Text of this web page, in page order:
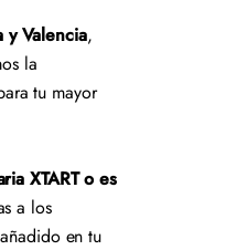
y Valencia,
la
tu mayor
XTART o es
a los
en tu